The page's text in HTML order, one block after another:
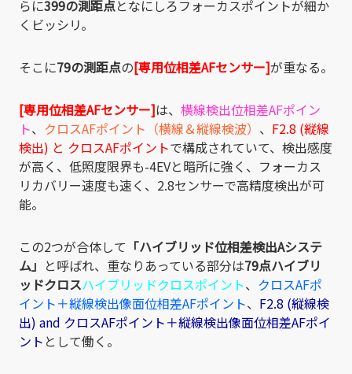
らに399の測距点となにしろフォーカスポイントが細か
くビッシリ。
そこに79の測距点の[専用位相差AFセンサー]が重なる。
[専用位相差AFセンサー]は、 横線検出位相差AFポイン
ト、 クロスAFポイント（横線＆縦線検波） 、 F2.8 (縦線
検出) と クロスAFポイントで構成されていて、検出感度
が高く、低照度限界も-4EVと暗所に強く、フォーカス
リカバリー速度も速く、2.8センサーで高精度検出が可
能。
この2つが合体して 「ハイブリッド位相差検出Aシステ
ム」 と呼ばれ、重なりあっている部分は79点ハイブリ
ッドクロスハイブリッドクロスポイント、 クロスAFポ
イント＋縦線検出像面位相差AFポイント、 F2.8 (縦線検
出) and クロスAFポイント＋縦線検出像面位相差AFポイ
ント として働く。